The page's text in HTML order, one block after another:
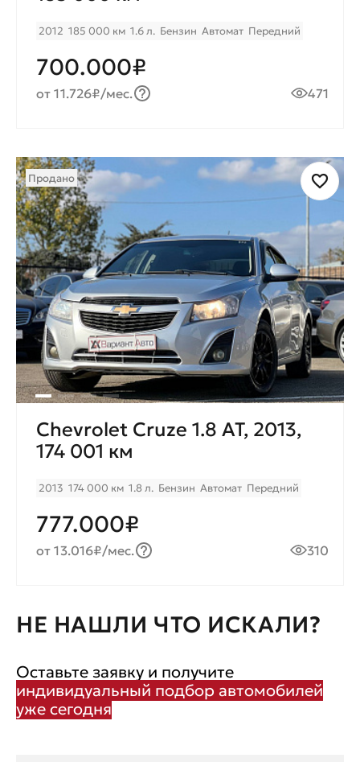
2012 185 000 км 1.6 л. Бензин Автомат Передний
700.000₽
от 11.726₽/мес. 471
Продано
Chevrolet Cruze 1.8 AT, 2013,
174 001 км
2013 174 000 км 1.8 л. Бензин Автомат Передний
777.000₽
от 13.016₽/мес. 310
НЕ НАШЛИ ЧТО ИСКАЛИ?
Оставьте заявку и получите
индивидуальный подбор автомобилей
уже сегодня